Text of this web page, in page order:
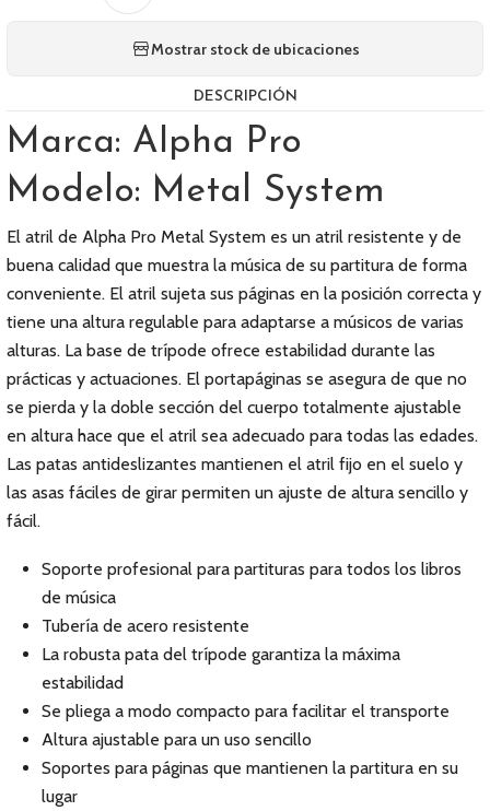
Mostrar stock de ubicaciones
DESCRIPCIÓN
Marca: Alpha Pro
Modelo: Metal System
El atril de Alpha Pro Metal System es un atril resistente y de
buena calidad que muestra la música de su partitura de forma
conveniente. El atril sujeta sus páginas en la posición correcta y
tiene una altura regulable para adaptarse a músicos de varias
alturas. La base de trípode ofrece estabilidad durante las
prácticas y actuaciones. El portapáginas se asegura de que no
se pierda y la doble sección del cuerpo totalmente ajustable
en altura hace que el atril sea adecuado para todas las edades.
Las patas antideslizantes mantienen el atril fijo en el suelo y
las asas fáciles de girar permiten un ajuste de altura sencillo y
fácil.
Soporte profesional para partituras para todos los libros
de música
Tubería de acero resistente
La robusta pata del trípode garantiza la máxima
estabilidad
Se pliega a modo compacto para facilitar el transporte
Altura ajustable para un uso sencillo
Soportes para páginas que mantienen la partitura en su
lugar